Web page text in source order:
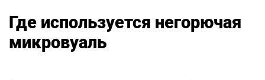
Где используется негорючая
микровуаль